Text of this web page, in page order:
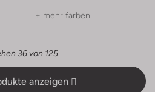
+ mehr farben
36 von 125
anzeigen